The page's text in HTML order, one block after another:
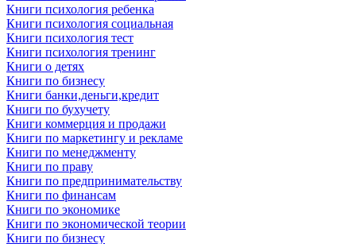
Книги психология ребенка
Книги психология социальная
Книги психология тест
Книги психология тренинг
Книги о детях
Книги по бизнесу
Книги банки,деньги,кредит
Книги по бухучету
Книги коммерция и продажи
Книги по маркетингу и рекламе
Книги по менеджменту
Книги по праву
Книги по предпринимательству
Книги по финансам
Книги по экономике
Книги по экономической теории
Книги по бизнесу